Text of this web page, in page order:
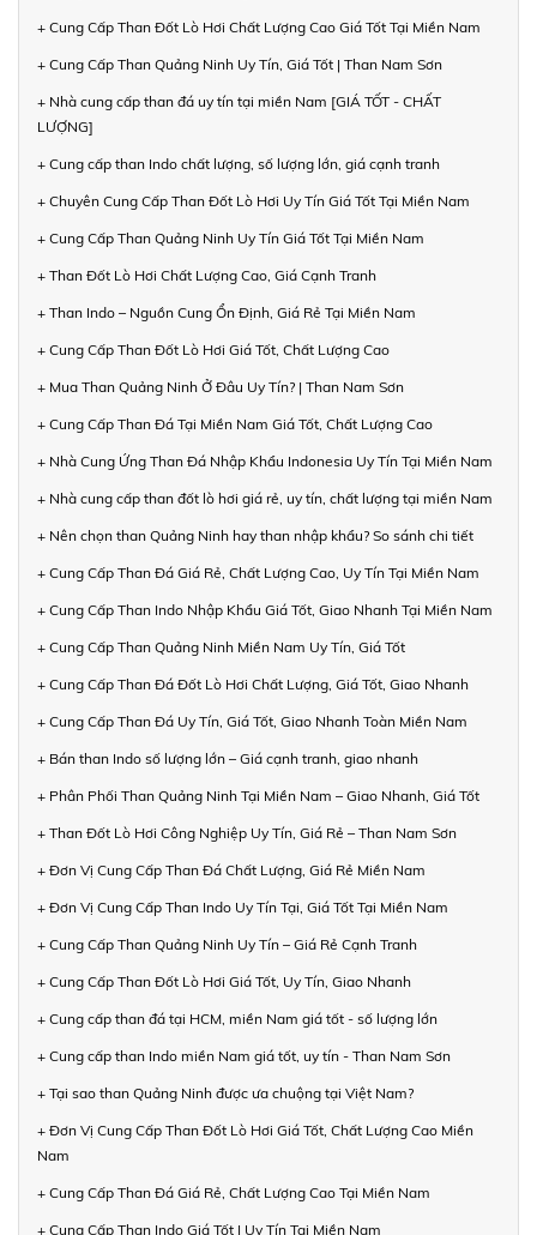
+ Cung Cấp Than Đốt Lò Hơi Chất Lượng Cao Giá Tốt Tại Miền Nam
+ Cung Cấp Than Quảng Ninh Uy Tín, Giá Tốt | Than Nam Sơn
+ Nhà cung cấp than đá uy tín tại miền Nam [GIÁ TỐT - CHẤT
LƯỢNG]
+ Cung cấp than Indo chất lượng, số lượng lớn, giá cạnh tranh
+ Chuyên Cung Cấp Than Đốt Lò Hơi Uy Tín Giá Tốt Tại Miền Nam
+ Cung Cấp Than Quảng Ninh Uy Tín Giá Tốt Tại Miền Nam
+ Than Đốt Lò Hơi Chất Lượng Cao, Giá Cạnh Tranh
+ Than Indo – Nguồn Cung Ổn Định, Giá Rẻ Tại Miền Nam
+ Cung Cấp Than Đốt Lò Hơi Giá Tốt, Chất Lượng Cao
+ Mua Than Quảng Ninh Ở Đâu Uy Tín? | Than Nam Sơn
+ Cung Cấp Than Đá Tại Miền Nam Giá Tốt, Chất Lượng Cao
+ Nhà Cung Ứng Than Đá Nhập Khẩu Indonesia Uy Tín Tại Miền Nam
+ Nhà cung cấp than đốt lò hơi giá rẻ, uy tín, chất lượng tại miền Nam
+ Nên chọn than Quảng Ninh hay than nhập khẩu? So sánh chi tiết
+ Cung Cấp Than Đá Giá Rẻ, Chất Lượng Cao, Uy Tín Tại Miền Nam
+ Cung Cấp Than Indo Nhập Khẩu Giá Tốt, Giao Nhanh Tại Miền Nam
+ Cung Cấp Than Quảng Ninh Miền Nam Uy Tín, Giá Tốt
+ Cung Cấp Than Đá Đốt Lò Hơi Chất Lượng, Giá Tốt, Giao Nhanh
+ Cung Cấp Than Đá Uy Tín, Giá Tốt, Giao Nhanh Toàn Miền Nam
+ Bán than Indo số lượng lớn – Giá cạnh tranh, giao nhanh
+ Phân Phối Than Quảng Ninh Tại Miền Nam – Giao Nhanh, Giá Tốt
+ Than Đốt Lò Hơi Công Nghiệp Uy Tín, Giá Rẻ – Than Nam Sơn
+ Đơn Vị Cung Cấp Than Đá Chất Lượng, Giá Rẻ Miền Nam
+ Đơn Vị Cung Cấp Than Indo Uy Tín Tại, Giá Tốt Tại Miền Nam
+ Cung Cấp Than Quảng Ninh Uy Tín – Giá Rẻ Cạnh Tranh
+ Cung Cấp Than Đốt Lò Hơi Giá Tốt, Uy Tín, Giao Nhanh
+ Cung cấp than đá tại HCM, miền Nam giá tốt - số lượng lớn
+ Cung cấp than Indo miền Nam giá tốt, uy tín - Than Nam Sơn
+ Tại sao than Quảng Ninh được ưa chuộng tại Việt Nam?
+ Đơn Vị Cung Cấp Than Đốt Lò Hơi Giá Tốt, Chất Lượng Cao Miền
Nam
+ Cung Cấp Than Đá Giá Rẻ, Chất Lượng Cao Tại Miền Nam
+ Cung Cấp Than Indo Giá Tốt | Uy Tín Tại Miền Nam